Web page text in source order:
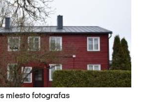
mies­to fo­tog­ra­fas